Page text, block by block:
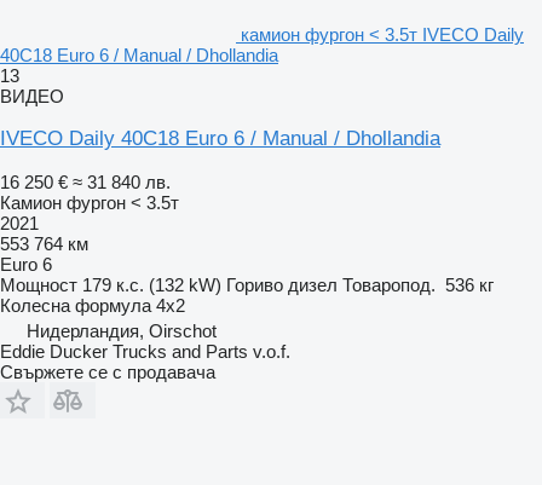
камион фургон < 3.5т IVECO Daily
40C18 Euro 6 / Manual / Dhollandia
13
ВИДЕО
IVECO Daily 40C18 Euro 6 / Manual / Dhollandia
16 250 € ≈ 31 840 лв.
Камион фургон < 3.5т
2021
553 764 км
Euro 6
Мощност 179 к.с. (132 kW) Гориво дизел Товаропод. 536 кг
Колесна формула 4x2
Нидерландия, Oirschot
Eddie Ducker Trucks and Parts v.o.f.
Свържете се с продавача